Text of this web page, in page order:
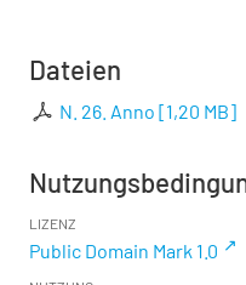
Dateien
N. 26. Anno [1,20 MB]
LIZENZ
Public Domain Mark 1.0